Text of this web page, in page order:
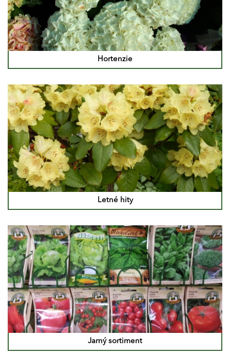
Hortenzie
Letné hity
Jarný sortiment